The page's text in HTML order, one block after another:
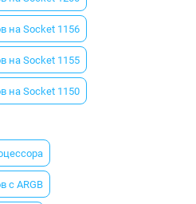
на Socket 1156
на Socket 1155
на Socket 1150
с ARGB